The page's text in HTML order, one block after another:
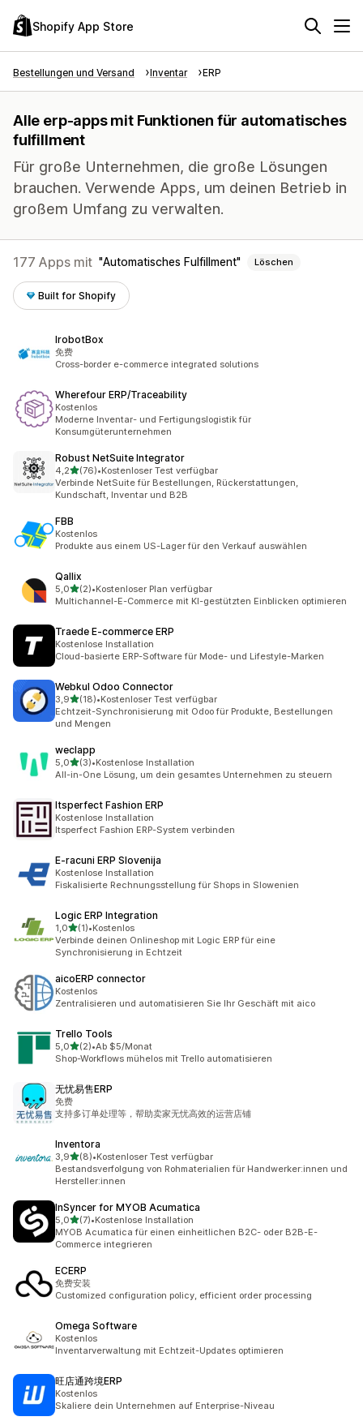
Shopify App Store
Bestellungen und Versand Inventar ERP
Alle erp-apps mit Funktionen für automatisches
fulfillment
Für große Unternehmen, die große Lösungen
brauchen. Verwende Apps, um deinen Betrieb in
großem Umfang zu verwalten.
177 Apps mit Automatisches Fulfillment Löschen
Built for Shopify
IrobotBox
免费
Cross-border e-commerce integrated solutions
Wherefour ERP/Traceability
Kostenlos
Moderne Inventar- und Fertigungslogistik für
Konsumgüterunternehmen
Robust NetSuite Integrator
4,2von 5 Sternen
(76)
76 Rezensionen insgesamt
•Kostenloser Test verfügbar
Verbinde NetSuite für Bestellungen, Rückerstattungen,
Kundschaft, Inventar und B2B
FBB
Kostenlos
Produkte aus einem US-Lager für den Verkauf auswählen
Qallix
5,0von 5 Sternen
(2)
2 Rezensionen insgesamt
•Kostenloser Plan verfügbar
Multichannel-E-Commerce mit KI-gestützten Einblicken optimieren
Traede E‑commerce ERP
Kostenlose Installation
Cloud-basierte ERP-Software für Mode- und Lifestyle-Marken
Webkul Odoo Connector
3,9von 5 Sternen
(18)
18 Rezensionen insgesamt
•Kostenloser Test verfügbar
Echtzeit-Synchronisierung mit Odoo für Produkte, Bestellungen
und Mengen
weclapp
5,0von 5 Sternen
(3)
3 Rezensionen insgesamt
•Kostenlose Installation
All-in-One Lösung, um dein gesamtes Unternehmen zu steuern
Itsperfect Fashion ERP
Kostenlose Installation
Itsperfect Fashion ERP-System verbinden
E‑racuni ERP Slovenija
Kostenlose Installation
Fiskalisierte Rechnungsstellung für Shops in Slowenien
Logic ERP Integration
1,0von 5 Sternen
(1)
1 Rezensionen insgesamt
•Kostenlos
Verbinde deinen Onlineshop mit Logic ERP für eine
Synchronisierung in Echtzeit
aicoERP connector
Kostenlos
Zentralisieren und automatisieren Sie Ihr Geschäft mit aico
Trello Tools
5,0von 5 Sternen
(2)
2 Rezensionen insgesamt
•Ab $5/Monat
Shop-Workflows mühelos mit Trello automatisieren
无忧易售ERP
免费
支持多订单处理等，帮助卖家无忧高效的运营店铺
Inventora
3,9von 5 Sternen
(8)
8 Rezensionen insgesamt
•Kostenloser Test verfügbar
Bestandsverfolgung von Rohmaterialien für Handwerker:innen und
Hersteller:innen
InSyncer for MYOB Acumatica
5,0von 5 Sternen
(7)
7 Rezensionen insgesamt
•Kostenlose Installation
MYOB Acumatica für einen einheitlichen B2C- oder B2B-E-
Commerce integrieren
ECERP
免费安装
Customized configuration policy, efficient order processing
Omega Software
Kostenlos
Inventarverwaltung mit Echtzeit-Updates optimieren
旺店通跨境ERP
Kostenlos
Skaliere dein Unternehmen auf Enterprise-Niveau